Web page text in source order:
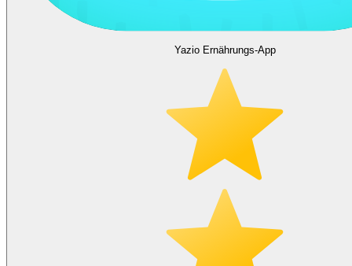
Yazio Ernährungs-App